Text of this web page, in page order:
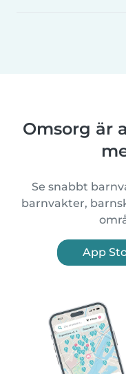
Omsorg är
Se snabbt
barnvakter,
App